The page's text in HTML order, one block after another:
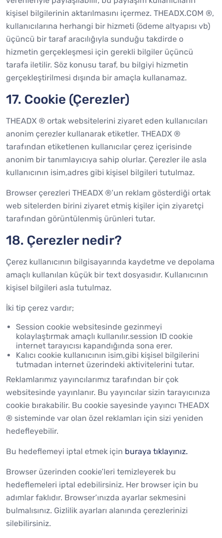
kişisel bilgilerinin aktarılmasını içermez. THEADX.COM ®,
kullanıcılarına herhangi bir hizmeti (ödeme altyapısı vb)
üçüncü bir taraf aracılığıyla sunduğu takdirde o
hizmetin gerçekleşmesi için gerekli bilgiler üçüncü
tarafa iletilir. Söz konusu taraf, bu bilgiyi hizmetin
gerçekleştirilmesi dışında bir amaçla kullanamaz.
17. Cookie (Çerezler)
THEADX ® ortak websitelerini ziyaret eden kullanıcıları
anonim çerezler kullanarak etiketler. THEADX ®
tarafından etiketlenen kullanıcılar çerez içerisinde
anonim bir tanımlayıcıya sahip olurlar. Çerezler ile asla
kullanıcının isim,adres gibi kişisel bilgileri tutulmaz.
Browser çerezleri THEADX ®’un reklam gösterdiği ortak
web sitelerden birini ziyaret etmiş kişiler için ziyaretçi
tarafından görüntülenmiş ürünleri tutar.
18. Çerezler nedir?
Çerez kullanıcının bilgisayarında kaydetme ve depolama
amaçlı kullanılan küçük bir text dosyasıdır. Kullanıcının
kişisel bilgileri asla tutulmaz.
İki tip çerez vardır;
Session cookie websitesinde gezinmeyi
kolaylaştırmak amaçlı kullanılır.session ID cookie
internet tarayıcısı kapandığında sona erer.
Kalıcı cookie kullanıcının isim,gibi kişisel bilgilerini
tutmadan internet üzerindeki aktivitelerini tutar.
Reklamlarımız yayıncılarımız tarafından bir çok
websitesinde yayınlanır. Bu yayıncılar sizin tarayıcınıza
cookie bırakabilir. Bu cookie sayesinde yayıncı THEADX
® sisteminde var olan özel reklamları için sizi yeniden
hedefleyebilir.
Bu hedeflemeyi iptal etmek için buraya tıklayınız.
Browser üzerinden cookie’leri temizleyerek bu
hedeflemeleri iptal edebilirsiniz. Her browser için bu
adımlar faklıdır. Browser’ınızda ayarlar sekmesini
bulmalısınız. Gizlilik ayarları alanında çerezlerinizi
silebilirsiniz.